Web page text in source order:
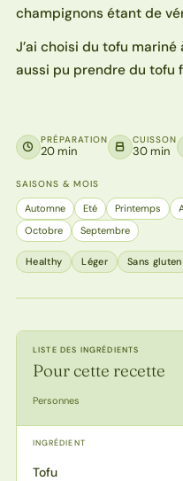
champignons étant de
J’ai choisi du tofu
aussi pu prendre du tofu
PRÉPARATION
20 min
CUISSON
30 min
SAISONS & MOIS
Automne Eté Printemps
Octobre
Septembre
Healthy Léger Sans gluten
LISTE DES INGRÉDIENTS
Pour cette recette
Personnes
INGRÉDIENT
Tofu